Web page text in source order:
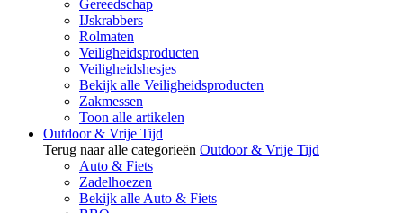
Gereedschap
IJskrabbers
Rolmaten
Veiligheidsproducten
Veiligheidshesjes
Bekijk alle Veiligheidsproducten
Zakmessen
Toon alle artikelen
Outdoor & Vrije Tijd
Terug naar alle categorieën Outdoor & Vrije Tijd
Auto & Fiets
Zadelhoezen
Bekijk alle Auto & Fiets